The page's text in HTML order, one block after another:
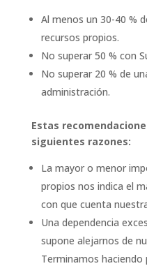
Al menos un 30-40 %
recursos propios.
No superar 50 % con
No superar 20 % de
administración.
Estas
siguientes razones:
La mayor o menor
propios nos indica el
con que cuenta
Una dependencia
supone alejarnos de
Terminamos